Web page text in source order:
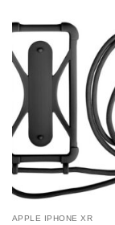
APPLE IPHONE XR